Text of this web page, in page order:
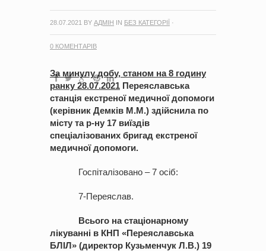
28.07.2021 BY АДМІН IN БЕЗ КАТЕГОРІЇ ·
0 КОМЕНТАРІВ
За минулу добу, станом на 8 годину
ранку 28.07.2021 Переяславська
станція екстреної медичної допомоги
(керівник Демків М.М.) здійснила по
місту та р-ну 17 виїздів
спеціалізованих бригад екстреної
медичної допомоги.
Госпіталізовано – 7 осіб:
7-Переяслав.
Всього на стаціонарному
лікуванні в КНП «Переяславська
БЛІЛ» (директор Кузьменчук Л.В.) 19